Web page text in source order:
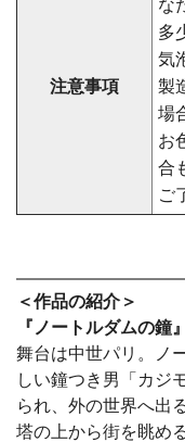
注意事項
な
多
気
製
場
お
合
ご
＜作品の紹介＞
『ノートルダムの鐘
舞台は中世パリ。ノ
しい鐘つき男「カジ
られ、外の世界へ出
塔の上から街を眺め